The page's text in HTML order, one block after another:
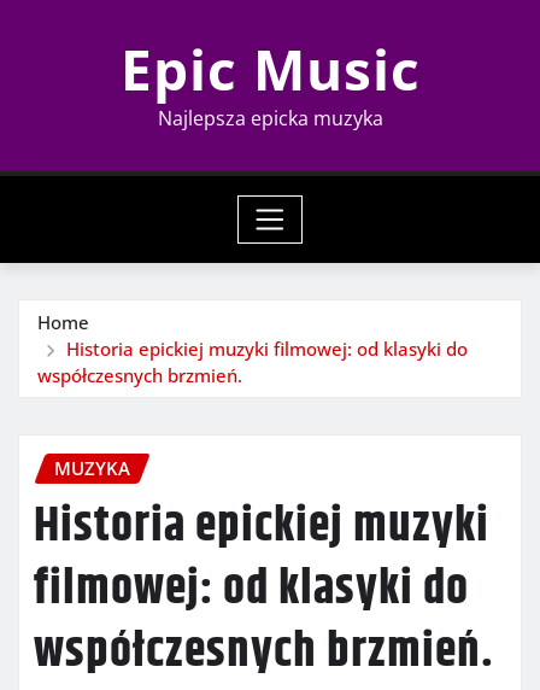
Epic Music
Najlepsza epicka muzyka
Home
Historia epickiej muzyki filmowej: od klasyki do
współczesnych brzmień.
MUZYKA
Historia epickiej muzyki
filmowej: od klasyki do
współczesnych brzmień.